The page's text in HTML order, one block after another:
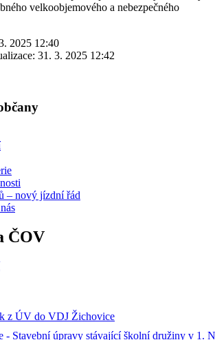
velkoobjemového a nebezpečného
2025 12:40
31. 3. 2025 12:42
– nový jízdní řád
ČOV